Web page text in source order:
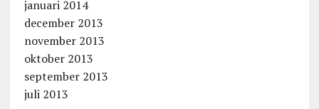
januari 2014
december 2013
november 2013
oktober 2013
september 2013
juli 2013